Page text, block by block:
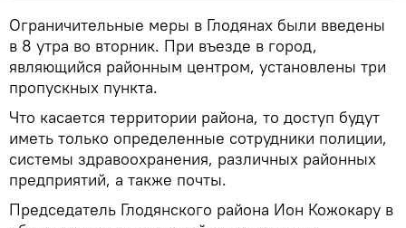
Ограничительные меры в Глодянах были введены
в 8 утра во вторник. При въезде в город,
являющийся районным центром, установлены три
пропускных пункта.
Что касается территории района, то доступ будут
иметь только определенные сотрудники полиции,
системы здравоохранения, различных районных
предприятий, а также почты.
Председатель Глодянского района Ион Кожокару в